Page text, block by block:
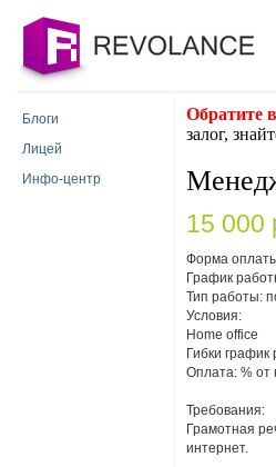
Блоги
Лицей
Инфо-центр
Обратите
залог,
15 000
Форма
График
Тип работы:
Условия:
Home office
Гибки
Оплата: % от
Требования:
Грамотная
интернет.